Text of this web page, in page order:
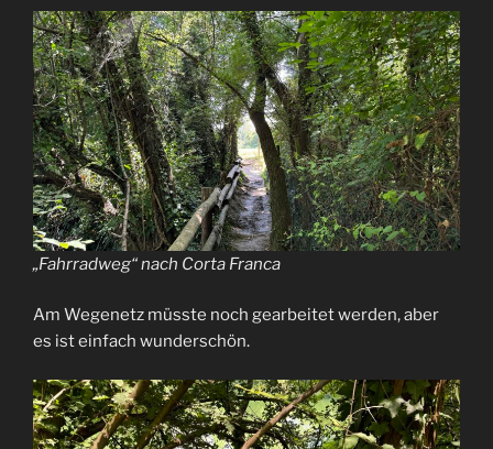
„Fahrradweg“ nach Corta Franca
Am Wegenetz müsste noch gearbeitet werden, aber
es ist einfach wunderschön.